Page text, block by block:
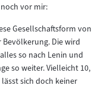
vor mir:
Gesellschaftsform von
Die wird
so nach Lenin und
so weiter. Vielleicht 10,
sich doch keiner